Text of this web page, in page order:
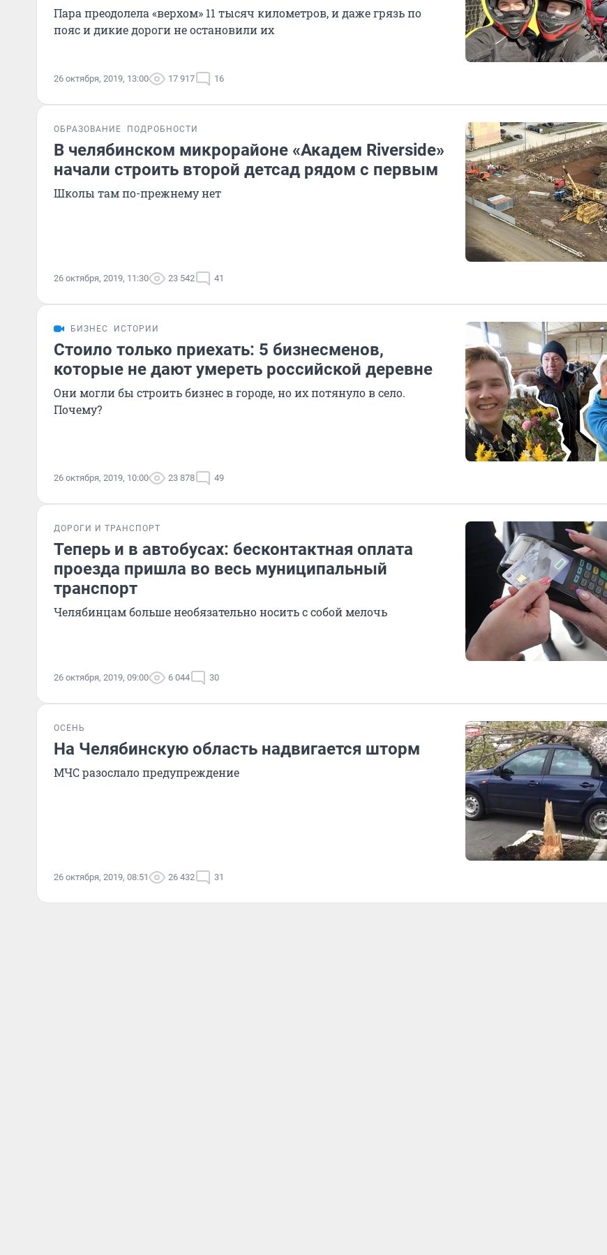
Пара преодолела «верхом» 11 тысяч километров, и даже грязь по
пояс и дикие дороги не остановили их
26 октября, 2019, 13:00 17 917 16
ОБРАЗОВАНИЕ ПОДРОБНОСТИ
В челябинском микрорайоне «Академ Riverside»
начали строить второй детсад рядом с первым
Школы там по-прежнему нет
26 октября, 2019, 11:30 23 542 41
БИЗНЕС ИСТОРИИ
Стоило только приехать: 5 бизнесменов,
которые не дают умереть российской деревне
Они могли бы строить бизнес в городе, но их потянуло в село.
Почему?
26 октября, 2019, 10:00 23 878 49
ДОРОГИ И ТРАНСПОРТ
Теперь и в автобусах: бесконтактная оплата
проезда пришла во весь муниципальный
транспорт
Челябинцам больше необязательно носить с собой мелочь
26 октября, 2019, 09:00 6 044 30
ОСЕНЬ
На Челябинскую область надвигается шторм
МЧС разослало предупреждение
26 октября, 2019, 08:51 26 432 31